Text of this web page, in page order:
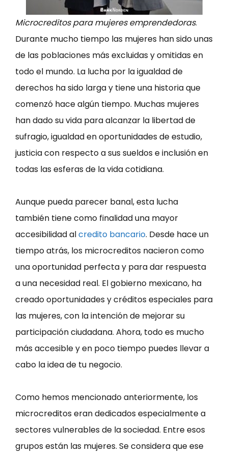
Microcreditos para mujeres emprendedoras.
Durante mucho tiempo las mujeres han sido unas
de las poblaciones más excluidas y omitidas en
todo el mundo. La lucha por la igualdad de
derechos ha sido larga y tiene una historia que
comenzó hace algún tiempo. Muchas mujeres
han dado su vida para alcanzar la libertad de
sufragio, igualdad en oportunidades de estudio,
justicia con respecto a sus sueldos e inclusión en
todas las esferas de la vida cotidiana.
Aunque pueda parecer banal, esta lucha
también tiene como finalidad una mayor
accesibilidad alcredito bancario. Desde hace un
tiempo atrás, los microcreditos nacieron como
una oportunidad perfecta y para dar respuesta
a una necesidad real. El gobierno mexicano, ha
creado oportunidades y créditos especiales para
las mujeres, con la intención de mejorar su
participación ciudadana. Ahora, todo es mucho
más accesible y en poco tiempo puedes llevar a
cabo la idea de tu negocio.
Como hemos mencionado anteriormente, los
microcreditos eran dedicados especialmente a
sectores vulnerables de la sociedad. Entre esos
grupos están las mujeres. Se considera que ese